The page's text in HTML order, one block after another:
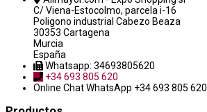
C/ Viena-Estocolmo, parcela i-16
Poligono industrial Cabezo Beaza
30353 Cartagena
Murcia
España
Whatsapp: 34693805620
+34 693 805 620
Online ChatWhatsApp +34 693 805 620